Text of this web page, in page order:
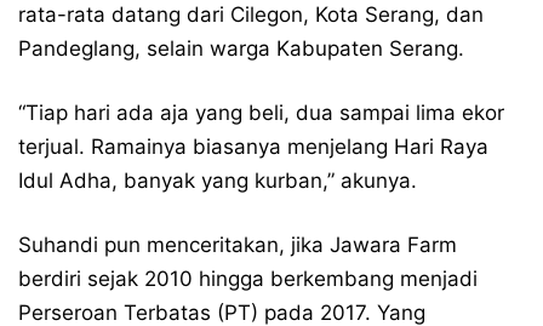
rata-rata datang dari Cilegon, Kota Serang, dan
Pandeglang, selain warga Kabupaten Serang.
“Tiap hari ada aja yang beli, dua sampai lima ekor
terjual. Ramainya biasanya menjelang Hari Raya
Idul Adha, banyak yang kurban,” akunya.
Suhandi pun menceritakan, jika Jawara Farm
berdiri sejak 2010 hingga berkembang menjadi
Perseroan Terbatas (PT) pada 2017. Yang